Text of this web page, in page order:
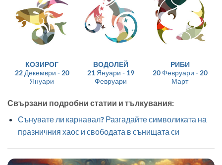
КОЗИРОГ
22 Декември - 20
Януари
ВОДОЛЕЙ
21 Януари - 19
Февруари
РИБИ
20 Февруари - 20
Март
Свързани подробни статии и тълкувания:
Сънувате ли карнавал? Разгадайте символиката на
празничния хаос и свободата в сънищата си